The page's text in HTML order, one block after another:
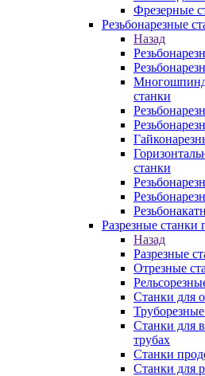
Фрезерные
Резьбонарезные
Назад
станки
станки
Разрезные станки
Назад
Разрезные
Отрезные
Станки для
Станки для
трубаx
Станки
Станки для